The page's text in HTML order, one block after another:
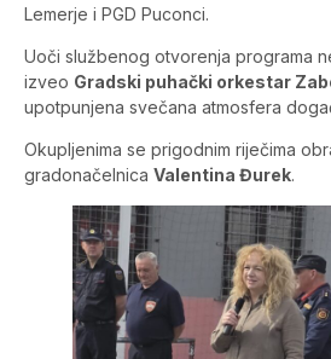
Lemerje i PGD Puconci.
Uoči službenog otvorenja programa
izveo Gradski puhački orkestar
upotpunjena svečana atmosfera
Okupljenima se prigodnim riječima
gradonačelnica Valentina Đurek.